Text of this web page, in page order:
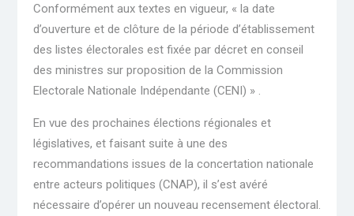
Conformément aux textes en vigueur, « la date
d’ouverture et de clôture de la période d’établissement
des listes électorales est fixée par décret en conseil
des ministres sur proposition de la Commission
Electorale Nationale Indépendante (CENI) » .
En vue des prochaines élections régionales et
législatives, et faisant suite à une des
recommandations issues de la concertation nationale
entre acteurs politiques (CNAP), il s’est avéré
nécessaire d’opérer un nouveau recensement électoral.